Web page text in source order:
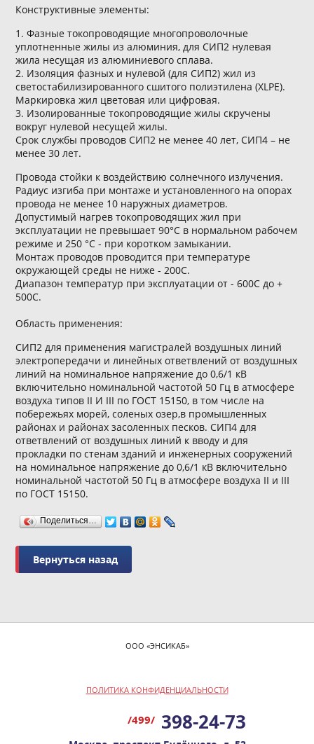
Конструктивные элементы:
1. Фазные токопроводящие многопроволочные
уплотненные жилы из алюминия, для СИП2 нулевая
жила несущая из алюминиевого сплава.
2. Изоляция фазных и нулевой (для СИП2) жил из
светостабилизированного сшитого полиэтилена (XLPE).
Маркировка жил цветовая или цифровая.
3. Изолированные токопроводящие жилы скручены
вокруг нулевой несущей жилы.
Срок службы проводов СИП2 не менее 40 лет, СИП4 – не
менее 30 лет.
Провода стойки к воздействию солнечного излучения.
Радиус изгиба при монтаже и установленного на опорах
провода не менее 10 наружных диаметров.
Допустимый нагрев токопроводящих жил при
эксплуатации не превышает 90°С в нормальном рабочем
режиме и 250 °С - при коротком замыкании.
Монтаж проводов проводится при температуре
окружающей среды не ниже - 200C.
Диапазон температур при эксплуатации от - 600C до +
500C.
Область применения:
СИП2 для применения магистралей воздушных линий
электропередачи и линейных ответвлений от воздушных
линий на номинальное напряжение до 0,6/1 кВ
включительно номинальной частотой 50 Гц в атмосфере
воздуха типов II И III по ГОСТ 15150, в том числе на
побережьях морей, соленых озер,в промышленных
районах и районах засоленных песков. СИП4 для
ответвлений от воздушных линий к вводу и для
прокладки по стенам зданий и инженерных сооружений
на номинальное напряжение до 0,6/1 кВ включительно
номинальной частотой 50 Гц в атмосфере воздуха II и III
по ГОСТ 15150.
Поделиться…
ООО «ЭНСИКАБ»
ПОЛИТИКА КОНФИДЕНЦИАЛЬНОСТИ
/499/ 398-24-73